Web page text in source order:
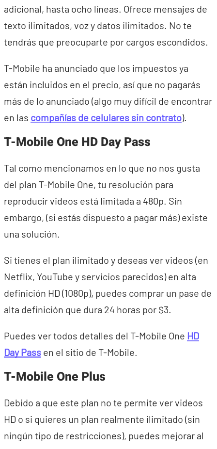
adicional, hasta ocho líneas. Ofrece mensajes de
texto ilimitados, voz y datos ilimitados. No te
tendrás que preocuparte por cargos escondidos.
T-Mobile ha anunciado que los impuestos ya
están incluidos en el precio, así que no pagarás
más de lo anunciado (algo muy difícil de encontrar
en las compañías de celulares sin contrato).
T-Mobile One HD Day Pass
Tal como mencionamos en lo que no nos gusta
del plan T-Mobile One, tu resolución para
reproducir videos está limitada a 480p. Sin
embargo, (si estás dispuesto a pagar más) existe
una solución.
Si tienes el plan ilimitado y deseas ver videos (en
Netflix, YouTube y servicios parecidos) en alta
definición HD (1080p), puedes comprar un pase de
alta definición que dura 24 horas por $3.
Puedes ver todos detalles del T-Mobile One HD
Day Pass en el sitio de T-Mobile.
T-Mobile One Plus
Debido a que este plan no te permite ver videos
HD o si quieres un plan realmente ilimitado (sin
ningún tipo de restricciones), puedes mejorar al